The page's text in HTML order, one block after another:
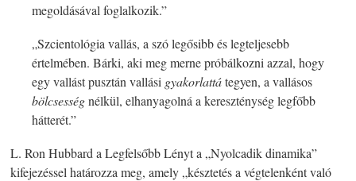
megoldásával foglalkozik.”
„Szcientológia vallás, a szó legősibb és legteljesebb
értelmében. Bárki, aki meg merne próbálkozni azzal, hogy
egy vallást pusztán vallási gyakorlattátegyen, a vallásos
bölcsességnélkül, elhanyagolná a kereszténység legfőbb
hátterét.”
L. Ron Hubbard a Legfelsőbb Lényt a „Nyolcadik dinamika”
kifejezéssel határozza meg, amely „késztetés a végtelenként való